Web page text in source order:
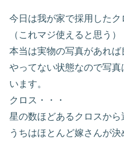
今日は我が家で採用したク
（これマジ使えると思う）
本当は実物の写真があれ
やってない状態なので写
います。
クロス・・・
星の数ほどあるクロスから
うちはほとんど嫁さんが決